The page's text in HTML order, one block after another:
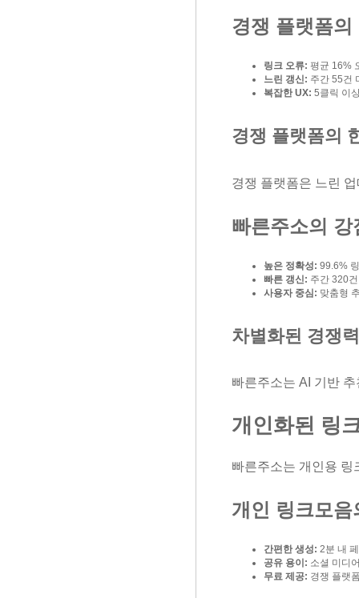
경쟁 플랫폼의
링크 오류: 평균 16%
느린 갱신: 주간 55건
복잡한 UX: 5클릭 이
경쟁 플랫폼의
경쟁 플랫폼은 느린
빠른주소의 강
높은 정확성: 99.6%
빠른 갱신: 주간 320
사용자 중심: 맞춤형
차별화된 경쟁력
빠른주소는 AI 기반
개인화된 링
빠른주소는 개인용 링
개인 링크모음
간편한 생성: 2분 내
공유 용이: 소셜 미디
무료 제공: 경쟁 플랫